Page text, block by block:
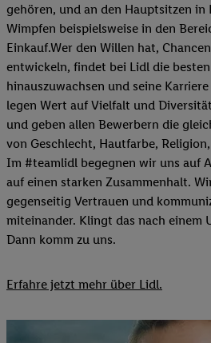
gehören, und an den Hauptsitzen in
Wimpfen beispielsweise in den
Einkauf.Wer den Willen hat,
entwickeln, findet bei Lidl die
hinauszuwachsen und seine
legen Wert auf Vielfalt und
und geben allen Bewerbern die
von Geschlecht, Hautfarbe,
Im #teamlidl begegnen wir uns auf
auf einen starken Zusammenhalt.
gegenseitig Vertrauen und
miteinander. Klingt das nach einem
Dann komm zu uns.​
Erfahre jetzt mehr über Lidl.